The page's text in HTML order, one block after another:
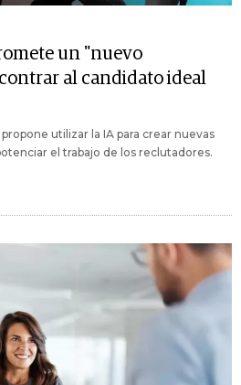
un "nuevo
al candidato ideal
utilizar la IA para crear nuevas
el trabajo de los reclutadores.